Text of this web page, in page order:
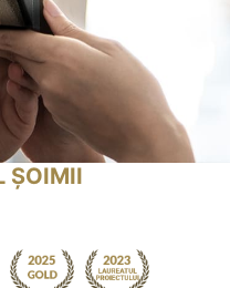
ȘOIMII